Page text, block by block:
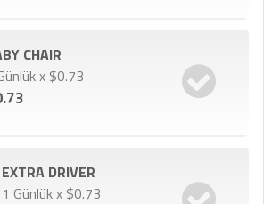
CHAIR
x $0.73
EXTRA DRIVER
1 Günlük x $0.73